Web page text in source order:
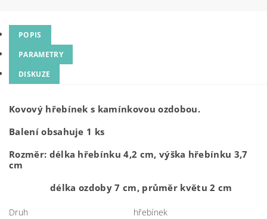
POPIS
PARAMETRY
DISKUZE
Kovový hřebínek s kamínkovou ozdobou.
Balení obsahuje 1 ks
Rozměr: délka hřebínku 4,2 cm, výška hřebínku 3,7
cm
délka ozdoby 7 cm, průměr květu 2 cm
Druh hřebínek